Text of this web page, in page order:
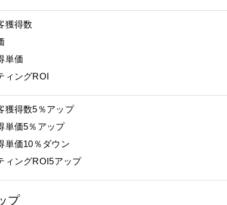
獲得数
単価
ィングROI
獲得数5％アップ
単価5％アップ
単価10％ダウン
ィングROI5アップ
プ